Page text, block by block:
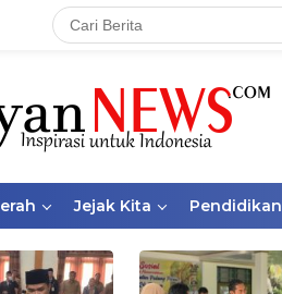
Jejak Kita Pendidikan